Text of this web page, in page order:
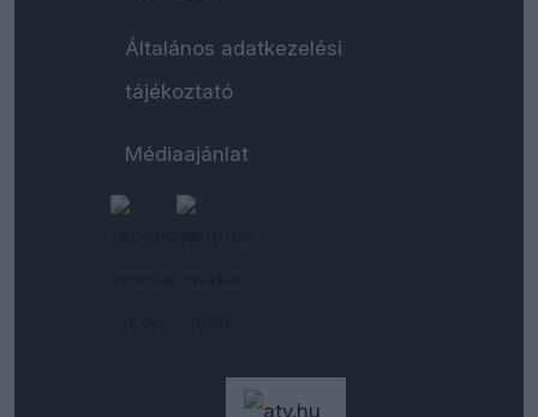
Általános adatkezelési
tájékoztató
Médiaajánlat